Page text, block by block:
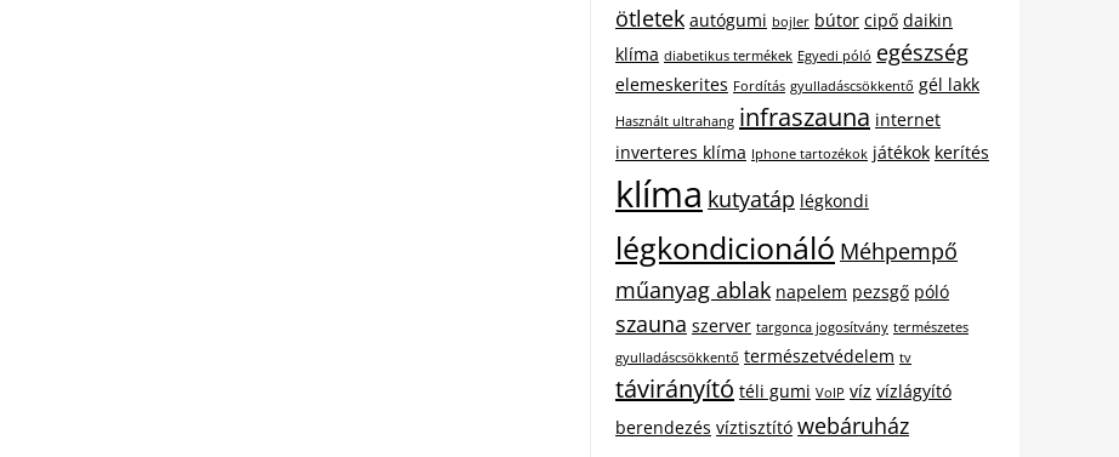
ötletek autógumi bojler bútor cipő daikin
klíma diabetikus termékek Egyedi póló egészség
elemeskerites Fordítás gyulladáscsökkentő gél lakk
Használt ultrahang infraszauna internet
inverteres klíma Iphone tartozékok játékok kerítés
klíma kutyatáp légkondi
légkondicionáló Méhpempő
műanyag ablak napelem pezsgő póló
szauna szerver targonca jogosítvány természetes
gyulladáscsökkentő természetvédelem tv
távirányító téli gumi VoIP víz vízlágyító
berendezés víztisztító webáruház